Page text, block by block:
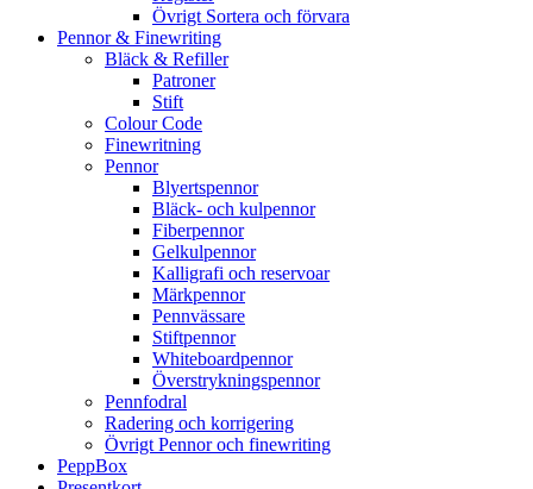
Övrigt Sortera och förvara
Pennor & Finewriting
Bläck & Refiller
Patroner
Stift
Colour Code
Finewritning
Pennor
Blyertspennor
Bläck- och kulpennor
Fiberpennor
Gelkulpennor
Kalligrafi och reservoar
Märkpennor
Pennvässare
Stiftpennor
Whiteboardpennor
Överstrykningspennor
Pennfodral
Radering och korrigering
Övrigt Pennor och finewriting
PeppBox